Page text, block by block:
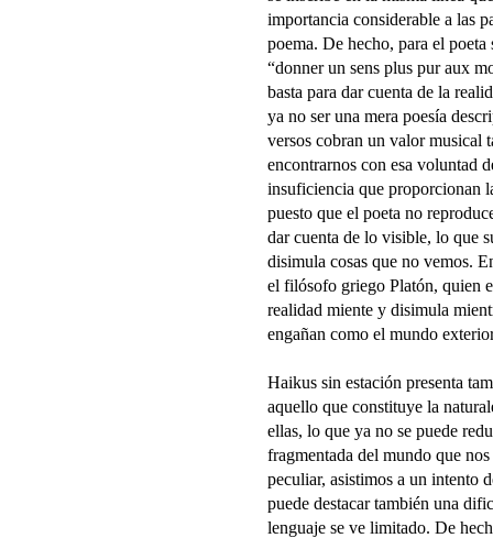
importancia considerable a las
poema. De hecho, para el
“donner un sens plus pur aux
basta para dar cuenta de la
ya no ser una mera poesía
versos cobran un valor musical
encontrarnos con esa voluntad
insuficiencia que proporcionan
puesto que el poeta no
dar cuenta de lo visible, lo que
disimula cosas que no vemos.
el filósofo griego Platón, quien
realidad miente y disimula
engañan como el mundo
Haikus sin estación presenta
aquello que constituye la
ellas, lo que ya no se puede
fragmentada del mundo que
peculiar, asistimos a un intento
puede destacar también una
lenguaje se ve limitado. De